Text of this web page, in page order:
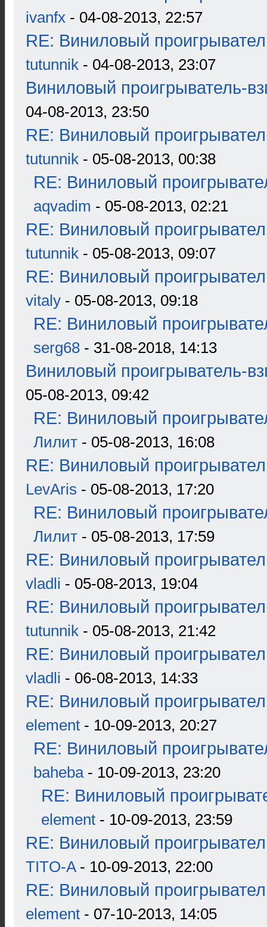
ivanfx - 04-08-2013, 22:57
RE: Виниловый
tutunnik - 04-08-2013, 23:07
Виниловый проигрыватель-
04-08-2013, 23:50
RE: Виниловый
tutunnik - 05-08-2013, 00:38
RE: Виниловый
aqvadim - 05-08-2013, 02:21
RE: Виниловый
tutunnik - 05-08-2013, 09:07
RE: Виниловый
vitaly - 05-08-2013, 09:18
RE: Виниловый
serg68 - 31-08-2018, 14:13
Виниловый проигрыватель-
05-08-2013, 09:42
RE: Виниловый
Лилит - 05-08-2013, 16:08
RE: Виниловый
LevAris - 05-08-2013, 17:20
RE: Виниловый
Лилит - 05-08-2013, 17:59
RE: Виниловый
vladli - 05-08-2013, 19:04
RE: Виниловый
tutunnik - 05-08-2013, 21:42
RE: Виниловый
vladli - 06-08-2013, 14:33
RE: Виниловый
element - 10-09-2013, 20:27
RE: Виниловый
baheba- 10-09-2013, 23:20
RE: Виниловый
element - 10-09-2013, 23:59
RE: Виниловый
TITO-A- 10-09-2013, 22:00
RE: Виниловый
element - 07-10-2013, 14:05